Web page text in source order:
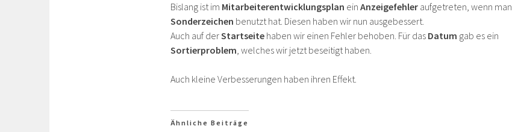
Bislang ist im Mitarbeiterentwicklungsplan ein Anzeigefehler aufgetreten, wenn man
Sonderzeichen benutzt hat. Diesen haben wir nun ausgebessert.
Auch auf derStartseite haben wir einen Fehler behoben. Für das Datum gab es ein
Sortierproblem, welches wir jetzt beseitigt haben.
Auch kleine Verbesserungen haben ihren Effekt.
Ähnliche Beiträge